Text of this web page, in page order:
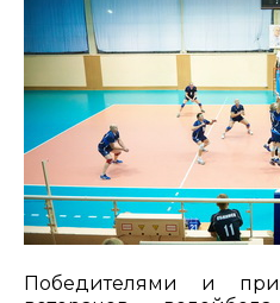
Победителями и